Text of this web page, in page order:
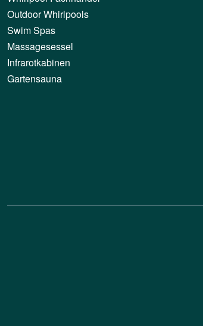
Outdoor Whirlpools
Swim Spas
Massagesessel
Infrarotkabinen
Gartensauna